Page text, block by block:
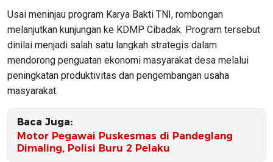
Usai meninjau program Karya Bakti TNI, rombongan
melanjutkan kunjungan ke KDMP Cibadak. Program tersebut
dinilai menjadi salah satu langkah strategis dalam
mendorong penguatan ekonomi masyarakat desa melalui
peningkatan produktivitas dan pengembangan usaha
masyarakat.
Baca Juga:
Motor Pegawai Puskesmas di Pandeglang
Dimaling, Polisi Buru 2 Pelaku